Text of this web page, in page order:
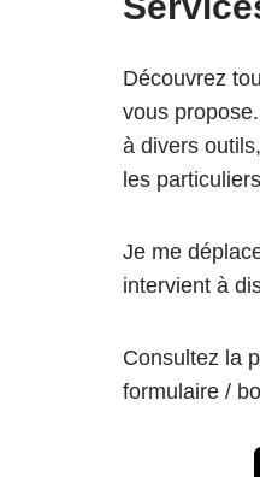
Découvrez
vous
à divers
les
Je me
intervient à
Consultez la
formulaire /